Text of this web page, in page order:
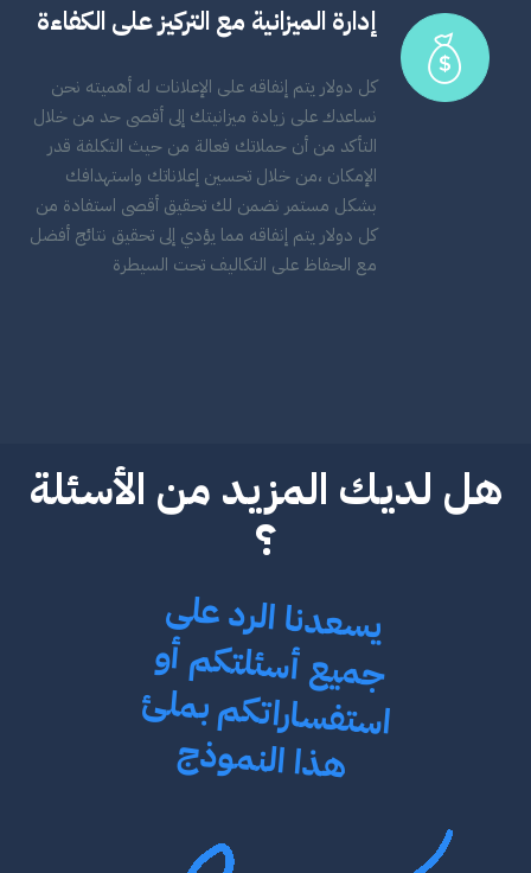
إدارة الميزانية مع التركيز على الكفاءة
كل دولار يتم إنفاقه على الإعلانات له أهميته نحن
نساعدك على زيادة ميزانيتك إلى أقصى حد من خلال
التأكد من أن حملاتك فعالة من حيث التكلفة قدر
الإمكان ،من خلال تحسين إعلاناتك واستهدافك
بشكل مستمر نضمن لك تحقيق أقصى استفادة من
كل دولار يتم إنفاقه مما يؤدي إلى تحقيق نتائج أفضل
مع الحفاظ على التكاليف تحت السيطرة
هل لديك المزيد من الأسئلة
؟
ي
سعدنا الرد على
جميع أسئلتكم أو
استف
ساراتكم بملئ
هذا النموذج